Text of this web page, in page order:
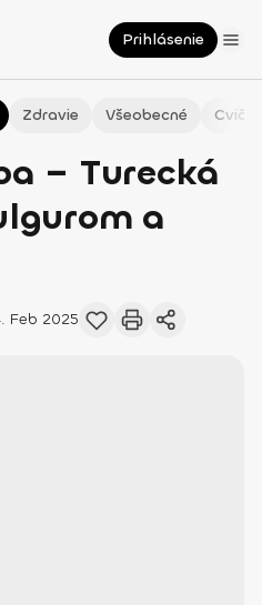
Prihlásenie
Zdravie Všeobecné
– Turecká
a
Feb 2025